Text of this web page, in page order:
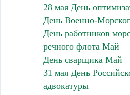
28 мая День
День Военно-
День работников
речного флота Май
День сварщика Май
31 мая День
адвокатуры